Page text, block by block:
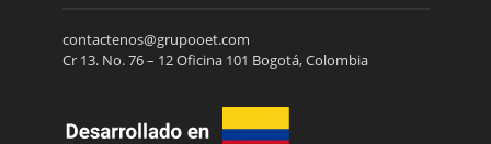
contactenos@grupooet.com
Cr 13. No. 76 – 12 Oficina 101 Bogotá, Colombia